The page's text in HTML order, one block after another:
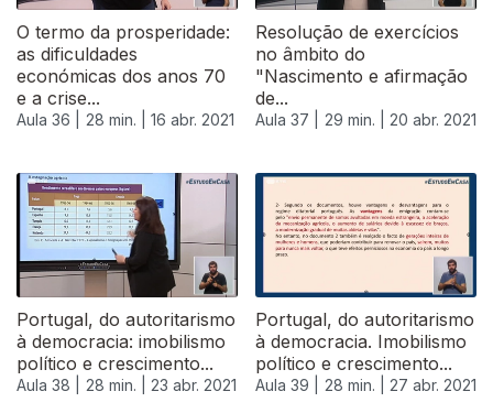
O termo da prosperidade:
as dificuldades
económicas dos anos 70
e a crise...
Aula 36 | 28 min. | 16 abr. 2021
Resolução de exercícios
no âmbito do
"Nascimento e afirmação
de...
Aula 37 | 29 min. | 20 abr. 2021
Portugal, do autoritarismo
à democracia: imobilismo
político e crescimento...
Aula 38 | 28 min. | 23 abr. 2021
Portugal, do autoritarismo
à democracia. Imobilismo
político e crescimento...
Aula 39 | 28 min. | 27 abr. 2021